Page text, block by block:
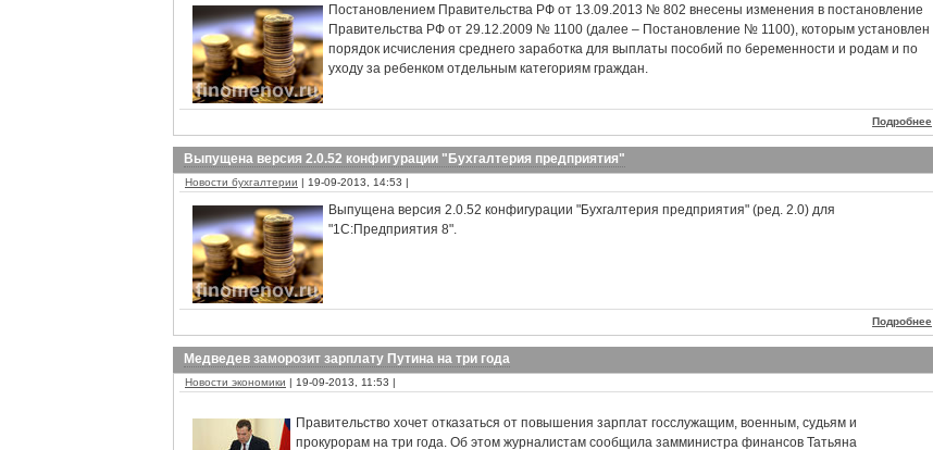
Постановлением Правительства РФ от 13.09.2013 № 802 внесены изменения в постановление
Правительства РФ от 29.12.2009 № 1100 (далее – Постановление № 1100), которым установлен
порядок исчисления среднего заработка для выплаты пособий по беременности и родам и по
уходу за ребенком отдельным категориям граждан.
Подробнее
Выпущена версия 2.0.52 конфигурации "Бухгалтерия предприятия"
Новости бухгалтерии | 19-09-2013, 14:53 |
Выпущена версия 2.0.52 конфигурации "Бухгалтерия предприятия" (ред. 2.0) для
"1С:Предприятия 8".
Подробнее
Медведев заморозит зарплату Путина на три года
Новости экономики | 19-09-2013, 11:53 |
Правительство хочет отказаться от повышения зарплат госслужащим, военным, судьям и
прокурорам на три года. Об этом журналистам сообщила замминистра финансов Татьяна